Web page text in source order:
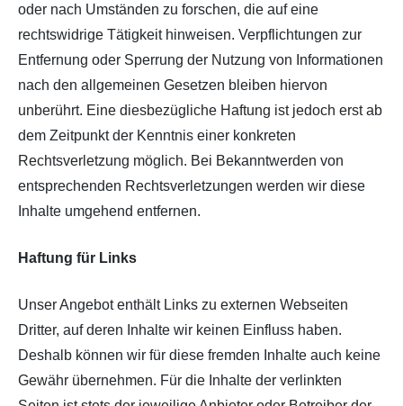
oder nach Umständen zu forschen, die auf eine
rechtswidrige Tätigkeit hinweisen. Verpflichtungen zur
Entfernung oder Sperrung der Nutzung von Informationen
nach den allgemeinen Gesetzen bleiben hiervon
unberührt. Eine diesbezügliche Haftung ist jedoch erst ab
dem Zeitpunkt der Kenntnis einer konkreten
Rechtsverletzung möglich. Bei Bekanntwerden von
entsprechenden Rechtsverletzungen werden wir diese
Inhalte umgehend entfernen.
Haftung für Links
Unser Angebot enthält Links zu externen Webseiten
Dritter, auf deren Inhalte wir keinen Einfluss haben.
Deshalb können wir für diese fremden Inhalte auch keine
Gewähr übernehmen. Für die Inhalte der verlinkten